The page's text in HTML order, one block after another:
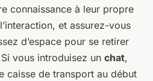
connaissance à leur propre
et assurez-vous
d’espace pour se retirer
Si vous introduisez un chat,
caisse de transport au début